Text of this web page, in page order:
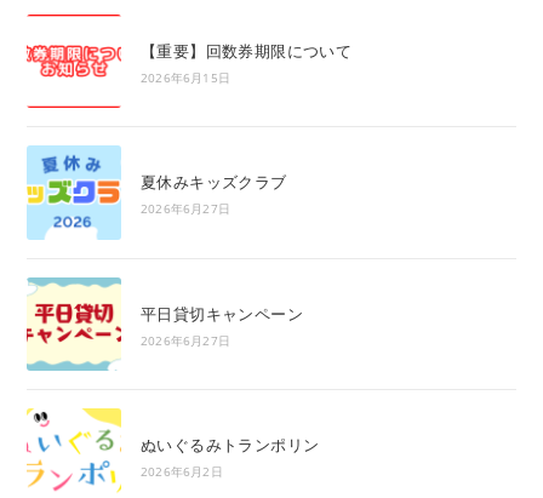
【重要】回数券期限について
2026年6月15日
夏休みキッズクラブ
2026年6月27日
平日貸切キャンペーン
2026年6月27日
ぬいぐるみトランポリン
2026年6月2日